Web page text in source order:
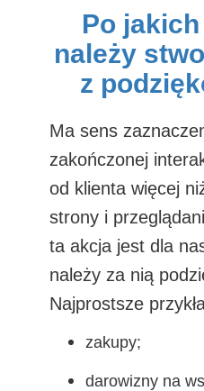
Po
należy
z
Ma sens
zakończonej
od klienta więcej
strony i
ta akcja jest dla
należy za nią
Najprostsze
zakupy;
darowizny na